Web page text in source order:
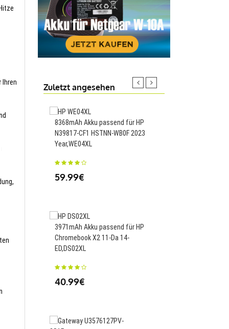
Ihren
Zuletzt angesehen
8368mAh Akku passend für HP
N39817-CF1 HSTNN-WB0F 2023
Year,WE04XL
59.99€
3971mAh Akku passend für HP
Chromebook X2 11-Da 14-
ED,DS02XL
40.99€